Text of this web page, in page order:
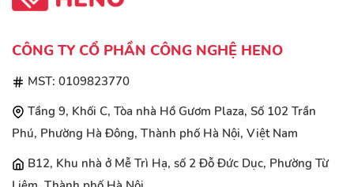
CÔNG TY CỔ PHẦN CÔNG NGHỆ HENO
MST: 0109823770
Tầng 9, Khối C, Tòa nhà Hồ Gươm Plaza, Số 102 Trần
Phú, Phường Hà Đông, Thành phố Hà Nội, Việt Nam
B12, Khu nhà ở Mễ Trì Hạ, số 2 Đỗ Đức Dục, Phường Từ